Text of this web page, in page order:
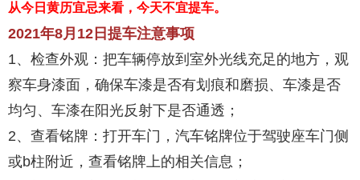
从今日黄历宜忌来看，今天不宜提车。
2021年8月12日提车注意事项
1、检查外观：把车辆停放到室外光线充足的地方，观
察车身漆面，确保车漆是否有划痕和磨损、车漆是否
均匀、车漆在阳光反射下是否通透；
2、查看铭牌：打开车门，汽车铭牌位于驾驶座车门侧
或b柱附近，查看铭牌上的相关信息；